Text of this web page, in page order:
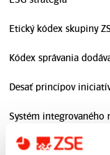
Etický kódex skupiny
Kódex správania
Desať princípov
Systém integrovaného
Politika BOZP, ŽP a